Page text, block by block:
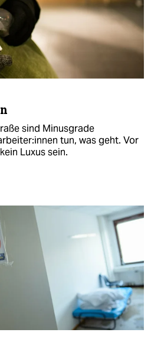
sind Minusgrade
tun, was geht. Vor
Luxus sein.